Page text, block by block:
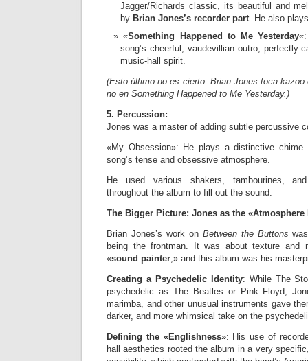
Jagger/Richards classic, its beautiful and
by Brian Jones’s recorder part. He also
«Something Happened to Me Yesterday
song’s cheerful, vaudevillian outro, perfectly
music-hall spirit.
(Esto último no es cierto. Brian Jones toca
no en Something Happened to Me Yesterday.)
5. Percussion:
Jones was a master of adding subtle percussive
«My Obsession»: He plays a distinctive
song’s tense and obsessive atmosphere.
He used various shakers, tambourines,
throughout the album to fill out the sound.
The Bigger Picture: Jones as the «Atmosphere
Brian Jones’s work on Between the Buttons
being the frontman. It was about texture and
«sound painter,» and this album was his
Creating a Psychedelic Identity: While The
psychedelic as The Beatles or Pink Floyd,
marimba, and other unusual instruments gave
darker, and more whimsical take on the
Defining the «Englishness»: His use of
hall aesthetics rooted the album in a very